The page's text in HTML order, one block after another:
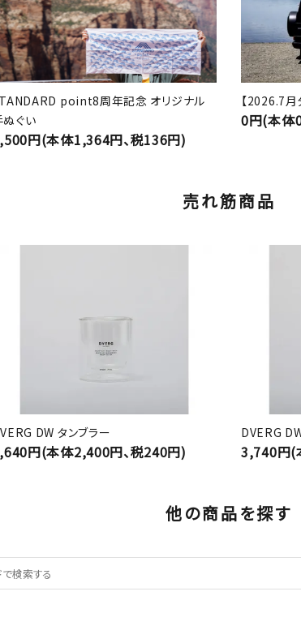
point8周年記念 オリジナル
ぬぐい
円(本体1,364円、税136円)
【2026.7
0円(本体
売れ筋商品
DW タンブラー
円(本体2,400円、税240円)
DVERG
3,740円(
他の商品を探す